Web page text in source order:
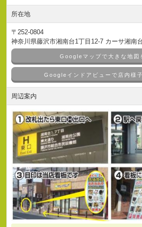
所在地
〒252-0804
神奈川県藤沢市湘南台1丁目12-7 カーサ湘南
Googleマップで大きな地図
Googleインドアビューで店内様
周辺案内